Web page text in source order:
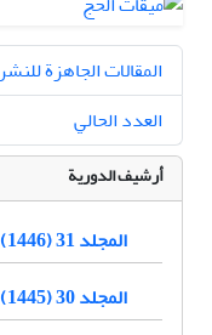
المقالات الجاهزة للنشر
العدد الحالي
أرشيف الدورية
المجلد 31 (1446)
المجلد 30 (1445)